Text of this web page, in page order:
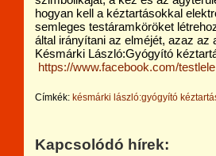
hogyan kell a kéztartásokkal
semleges testáramköröket
által irányítani az elméjét, azaz az
Késmárki László:Gyógyító
https://www.facebook.com/
Címkék: késmárki lászló:gyógyító
Kapcsolódó hírek: